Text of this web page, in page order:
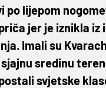
po lijepom
jer je iznikla iz
Imali su
sredinu
svjetske